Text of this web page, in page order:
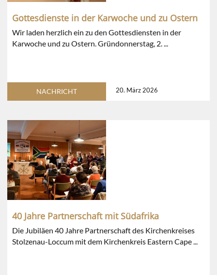
Gottesdienste in der Karwoche und zu Ostern
Wir laden herzlich ein zu den Gottesdiensten in der
Karwoche und zu Ostern. Gründonnerstag, 2. ...
NACHRICHT 20. März 2026
40 Jahre Partnerschaft mit Südafrika
Die Jubiläen 40 Jahre Partnerschaft des Kirchenkreises
Stolzenau-Loccum mit dem Kirchenkreis Eastern Cape ...